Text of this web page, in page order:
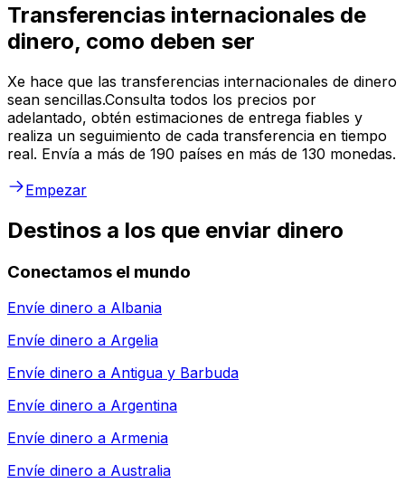
Transferencias internacionales de
dinero, como deben ser
Xe hace que las transferencias internacionales de dinero
sean sencillas.Consulta todos los precios por
adelantado, obtén estimaciones de entrega fiables y
realiza un seguimiento de cada transferencia en tiempo
real. Envía a más de 190 países en más de 130 monedas.
Empezar
Destinos a los que enviar dinero
Conectamos el mundo
Envíe dinero a Albania
Envíe dinero a Argelia
Envíe dinero a Antigua y Barbuda
Envíe dinero a Argentina
Envíe dinero a Armenia
Envíe dinero a Australia